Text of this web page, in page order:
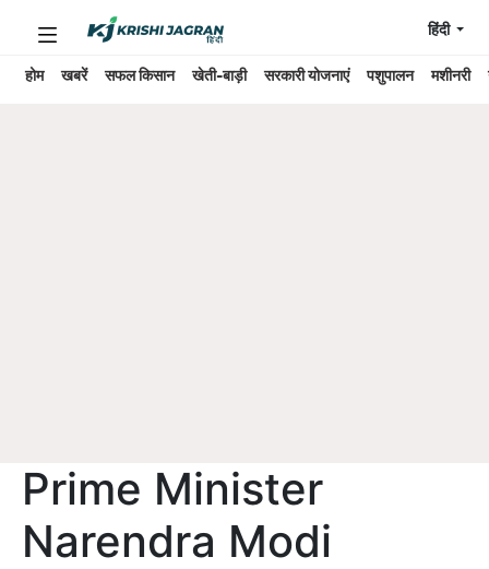
होम खबरें सफल किसान खेती-बाड़ी सरकारी योजनाएं पशुपालन मशीनरी
हिंदी
Prime Minister
Narendra Modi